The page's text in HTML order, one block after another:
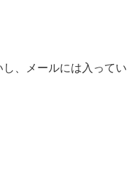
、メールには入ってい